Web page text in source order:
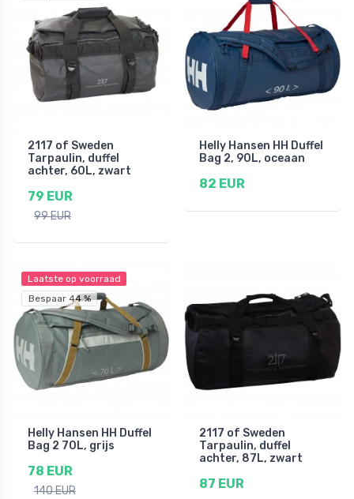
2117 of Sweden
Tarpaulin, duffel
achter, 60L, zwart
79 EUR
99 EUR
Helly Hansen HH Duffel
Bag 2, 90L, oceaan
82 EUR
Laatste op voorraad
Bespaar 44 %
Helly Hansen HH Duffel
Bag 2 70L, grijs
78 EUR
140 EUR
2117 of Sweden
Tarpaulin, duffel
achter, 87L, zwart
87 EUR